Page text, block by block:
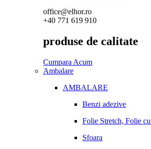
office@elhor.ro
+40 771 619 910
produse de calitate
Cumpara Acum
Ambalare
AMBALARE
Benzi adezive
Folie Stretch, Folie
Sfoara